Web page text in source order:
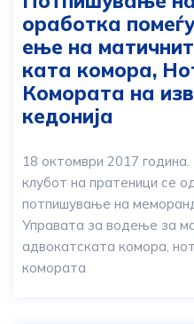
оработка
ење на
ката комора,
Комората на
кедонија
18 октомври 2017
клубот на пратеници се
потпишување на
Управата за водење за
адвокатската комора,
комората